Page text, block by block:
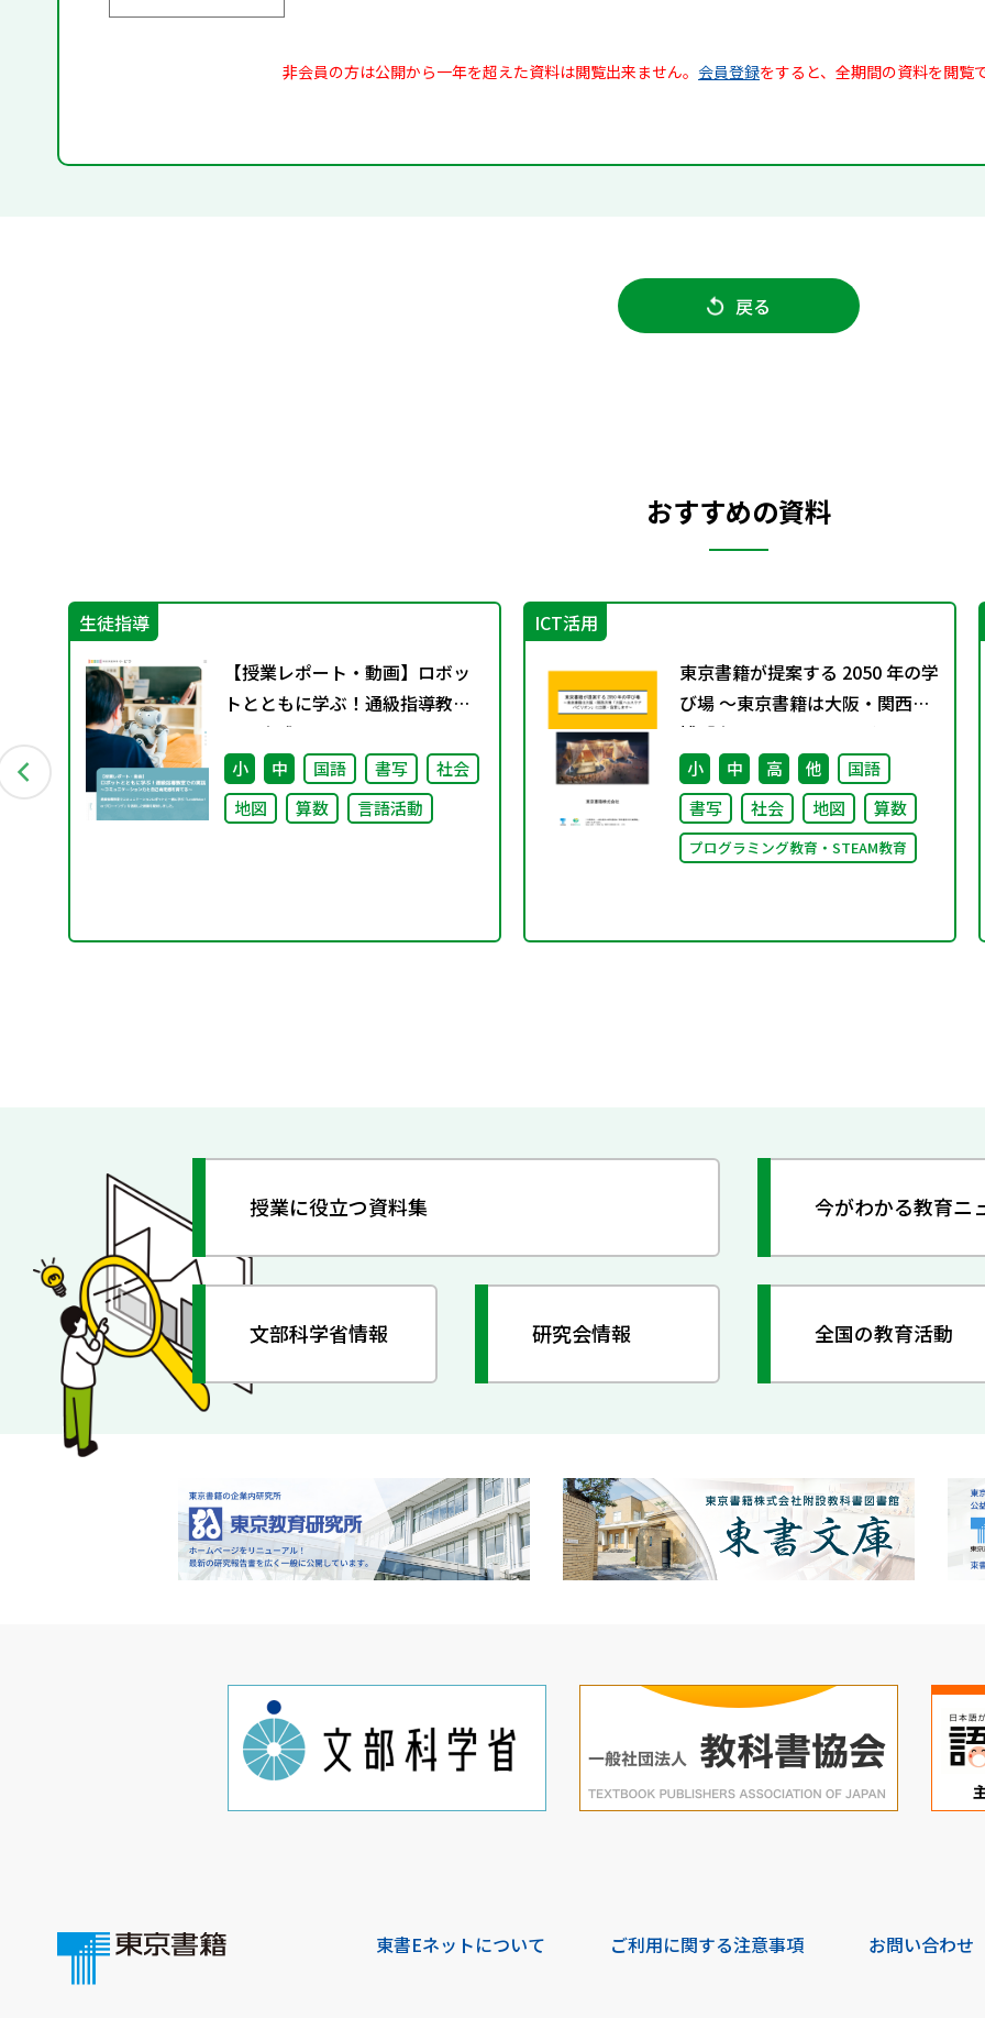
非会員の方は公開から一年を超えた資料は閲覧出来ません。 会員登録をすると、全期間の資料を閲覧
戻る
おすすめの資料
生徒指導
【授業レポート・動画】ロボッ
トとともに学ぶ！通級指導教室
での実践～コミュニケーション
力と自己肯定感を育てる～
小 中 国語 書写
社会
地図
算数 言語活動
ICT活用
東京書籍が提案する 2050 年の学
び場 ～東京書籍は大阪・関西万
博「大阪ヘルスケア パビリオ
ン」に出展・協賛します～
小 中 高 他
国語
書写
社会 地図 算数
プログラミング教育・STEAM教育
授業に役立つ資料集 今がわかる教育ニ
文部科学省情報 研究会情報 全国の教育活動
東書Eネットについて ご利用に関する注意事項 お問い合わせ